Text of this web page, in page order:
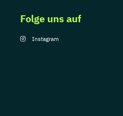
Folge uns auf
Instagram